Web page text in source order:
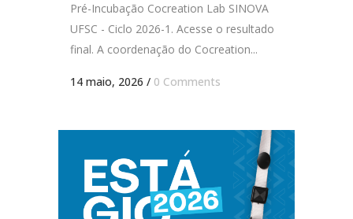
Pré-Incubação Cocreation Lab SINOVA
UFSC - Ciclo 2026-1. Acesse o resultado
final. A coordenação do Cocreation...
14 maio, 2026 / 0 Comments